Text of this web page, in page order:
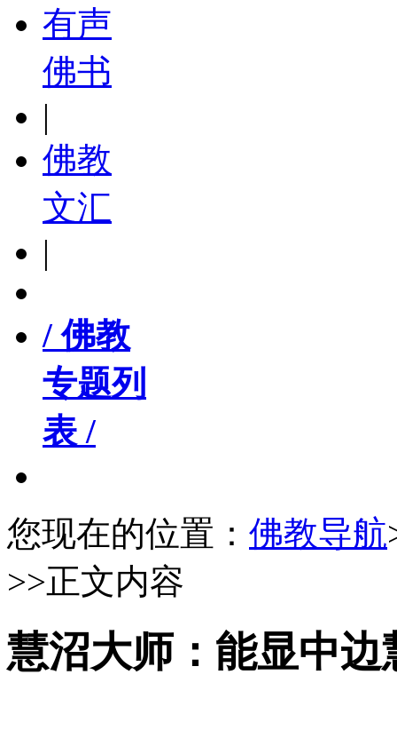
有声
佛书
|
佛教
文汇
|
/ 佛教
专题列
表 /
您现在的位置： 佛教导航
>>正文内容
慧沼大师：能显中